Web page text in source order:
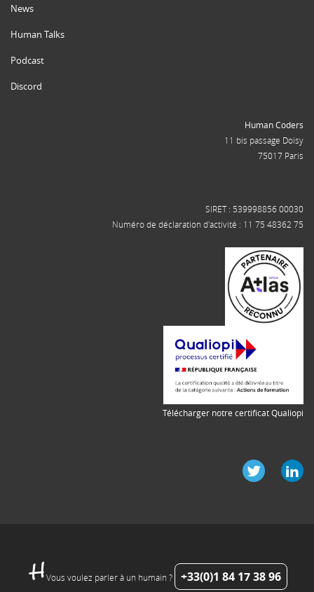
News
Human Talks
Podcast
Discord
Human Coders
11 bis passage Doisy
75017 Paris
SIRET : 539998856 00030
Numéro de déclaration d'activité : 11 75 48362 75
Télécharger notre certificat Qualiopi
Vous voulez parler à un humain ? +33(0)1 84 17 38 96